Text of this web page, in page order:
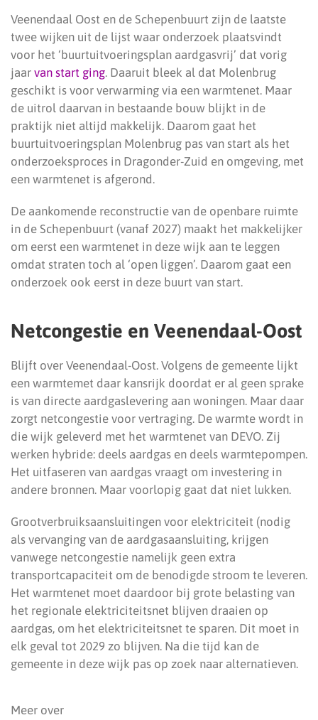
Veenendaal Oost en de Schepenbuurt zijn de laatste
twee wijken uit de lijst waar onderzoek plaatsvindt
voor het ‘buurtuitvoeringsplan aardgasvrij’ dat vorig
jaar van start ging. Daaruit bleek al dat Molenbrug
geschikt is voor verwarming via een warmtenet. Maar
de uitrol daarvan in bestaande bouw blijkt in de
praktijk niet altijd makkelijk. Daarom gaat het
buurtuitvoeringsplan Molenbrug pas van start als het
onderzoeksproces in Dragonder-Zuid en omgeving, met
een warmtenet is afgerond.
De aankomende reconstructie van de openbare ruimte
in de Schepenbuurt (vanaf 2027) maakt het makkelijker
om eerst een warmtenet in deze wijk aan te leggen
omdat straten toch al ‘open liggen’. Daarom gaat een
onderzoek ook eerst in deze buurt van start.
Netcongestie en Veenendaal-Oost
Blijft over Veenendaal-Oost. Volgens de gemeente lijkt
een warmtemet daar kansrijk doordat er al geen sprake
is van directe aardgaslevering aan woningen. Maar daar
zorgt netcongestie voor vertraging. De warmte wordt in
die wijk geleverd met het warmtenet van DEVO. Zij
werken hybride: deels aardgas en deels warmtepompen.
Het uitfaseren van aardgas vraagt om investering in
andere bronnen. Maar voorlopig gaat dat niet lukken.
Grootverbruiksaansluitingen voor elektriciteit (nodig
als vervanging van de aardgasaansluiting, krijgen
vanwege netcongestie namelijk geen extra
transportcapaciteit om de benodigde stroom te leveren.
Het warmtenet moet daardoor bij grote belasting van
het regionale elektriciteitsnet blijven draaien op
aardgas, om het elektriciteitsnet te sparen. Dit moet in
elk geval tot 2029 zo blijven. Na die tijd kan de
gemeente in deze wijk pas op zoek naar alternatieven.
Meer over